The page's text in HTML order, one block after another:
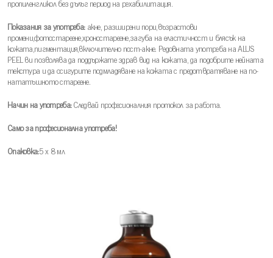
пропиленгликол без дълъг период на рехабилитация.
Показания за употреба:акне, разширени пори,възрастови
промени,фотостареене,хроностареене,загуба на еластичност и блясък на
кожата,пигментация,включително пост-акне. Редовната употреба на ALUS
PEEL ви позволява да поддържате здрав вид на кожата, да подобрите нейната
текстура и да осигурите подмладяване на кожата с предотвратяване на по-
нататъшното стареене.
Начин на употреба:Следвай професионалния протокол за работа.
Само за професионална употреба!
Опаковка:5 x 8 мл